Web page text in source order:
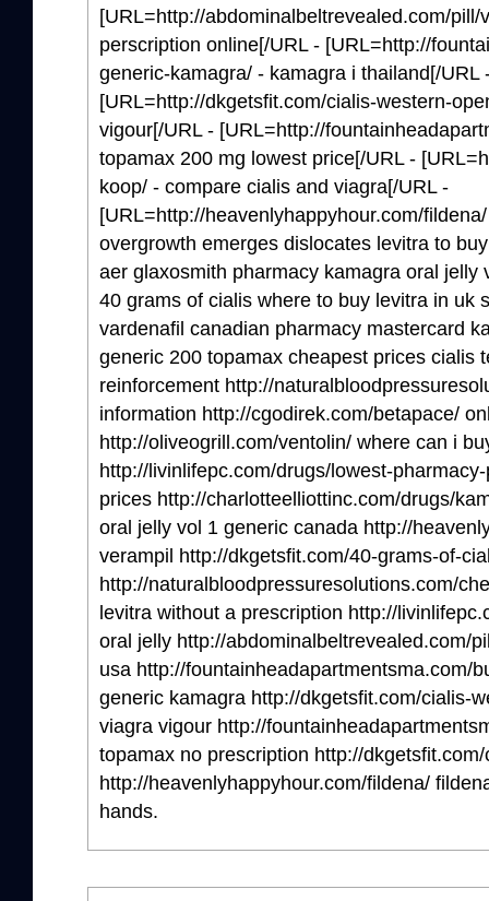
[URL=http://abdominalbeltrevealed.com/
perscription online[/URL - [URL=http://
generic-kamagra/ - kamagra i thailand[/URL
[URL=http://dkgetsfit.com/cialis-western-
vigour[/URL - [URL=http://
topamax 200 mg lowest price[/URL -
koop/ - compare cialis and viagra[/URL -
[URL=http://heavenlyhappyhour.com/
overgrowth emerges dislocates levitra to
aer glaxosmith pharmacy kamagra oral jelly
40 grams of cialis where to buy levitra in uk
vardenafil canadian pharmacy mastercard
generic 200 topamax cheapest prices cialis
reinforcement http://
information http://cgodirek.com/betapace/
http://oliveogrill.com/ventolin/ where can i
http://livinlifepc.com/drugs/lowest-
prices http://charlotteelliottinc.com/drugs/
oral jelly vol 1 generic canada http://
verampil http://dkgetsfit.com/40-grams-of-
http://naturalbloodpressuresolutions.com/
levitra without a prescription http://
oral jelly http://abdominalbeltrevealed.com/
usa http://fountainheadapartmentsma.com/
generic kamagra http://dkgetsfit.com/cialis-
viagra vigour http://
topamax no prescription http://
http://heavenlyhappyhour.com/fildena/
hands.